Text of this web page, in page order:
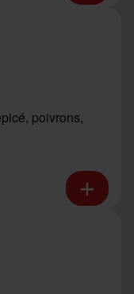
poivrons,